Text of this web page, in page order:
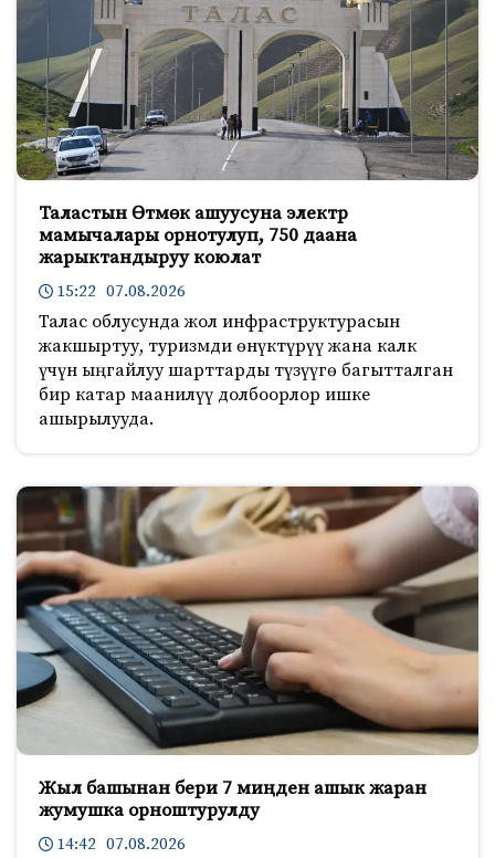
Таластын Өтмөк ашуусуна электр
мамычалары орнотулуп, 750 даана
жарыктандыруу коюлат
15:22 07.08.2026
Талас облусунда жол инфраструктурасын
жакшыртуу, туризмди өнүктүрүү жана калк
үчүн ыңгайлуу шарттарды түзүүгө багытталган
бир катар маанилүү долбоорлор ишке
ашырылууда.
Жыл башынан бери 7 миңден ашык жаран
жумушка орноштурулду
14:42 07.08.2026